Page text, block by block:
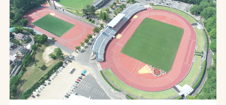
採用情報
検索
お問合せ
お取引先の皆様へ